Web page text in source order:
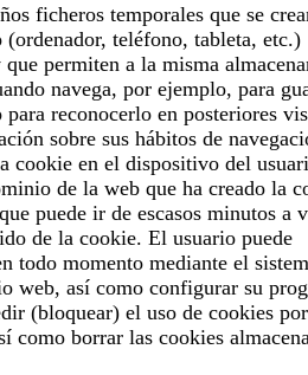
ficheros temporales que se
teléfono, tableta, etc.)
permiten a la misma
navega, por ejemplo, para
para reconocerlo en posteriores
sobre sus hábitos de
cookie en el dispositivo del
de la web que ha creado la
puede ir de escasos minutos a
de la cookie. El usuario puede
todo momento mediante el
web, así como configurar su
(bloquear) el uso de cookies
como borrar las cookies